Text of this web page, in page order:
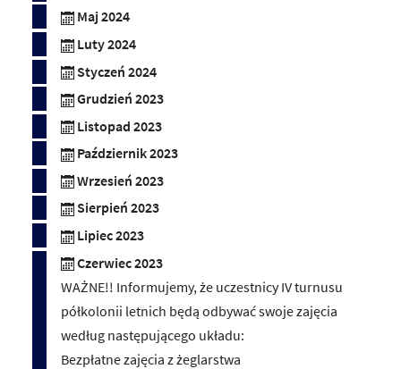
Maj 2024
Luty 2024
Styczeń 2024
Grudzień 2023
Listopad 2023
Październik 2023
Wrzesień 2023
Sierpień 2023
Lipiec 2023
Czerwiec 2023
WAŻNE!! Informujemy, że uczestnicy IV turnusu
półkolonii letnich będą odbywać swoje zajęcia
według następującego układu:
Bezpłatne zajęcia z żeglarstwa